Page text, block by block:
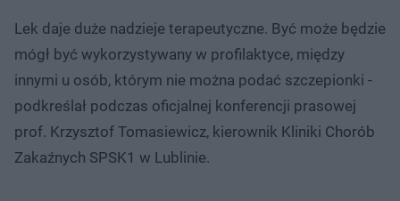
Lek daje duże nadzieje terapeutyczne. Być może będzie
mógł być wykorzystywany w profilaktyce, między
innymi u osób, którym nie można podać szczepionki -
podkreślał podczas oficjalnej konferencji prasowej
prof. Krzysztof Tomasiewicz, kierownik Kliniki Chorób
Zakaźnych SPSK1 w Lublinie.